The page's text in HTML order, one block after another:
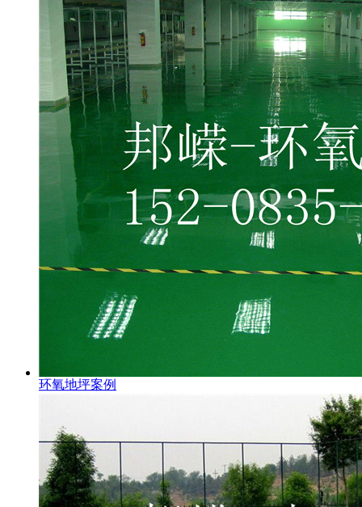
环氧地坪案例